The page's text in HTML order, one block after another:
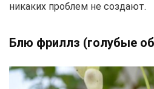
никаких проблем не создают.
Блю фриллз (голубые